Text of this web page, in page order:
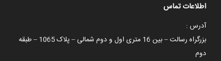
اطلاعات تماس
آدرس :
بزرگراه رسالت – بین 16 متری اول و دوم شمالی – پلاک 1065 – طبقه
دوم